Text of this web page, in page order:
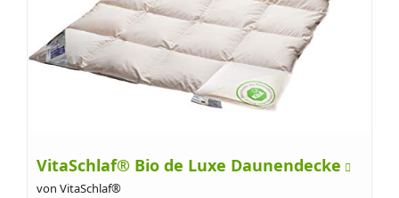
VitaSchlaf® Bio de Luxe Daunendecke
von VitaSchlaf®